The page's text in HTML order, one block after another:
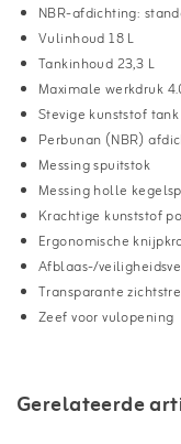
NBR-afdichting:
Vulinhoud 18 L
Tankinhoud 23,3 L
Maximale werkdruk
Stevige kunststof tank
Perbunan (NBR)
Messing spuitstok
Messing holle
Krachtige kunststof
Ergonomische
Afblaas-/
Transparante
Zeef voor vulopening
Gerelateerde